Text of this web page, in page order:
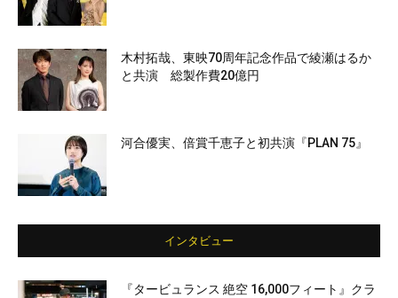
木村拓哉、東映70周年記念作品で綾瀬はるか
と共演 総製作費20億円
河合優実、倍賞千恵子と初共演『PLAN 75』
インタビュー
『タービュランス 絶空 16,000フィート』クラ